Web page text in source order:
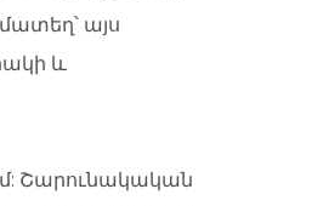
այս
և
Շարունակական